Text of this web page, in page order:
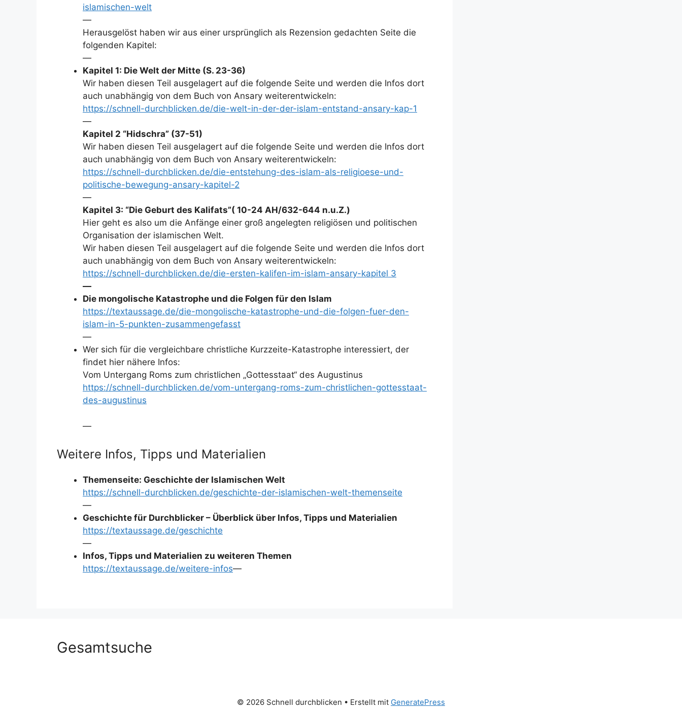
islamischen-welt
—
Herausgelöst haben wir aus einer ursprünglich als Rezension gedachten Seite die
folgenden Kapitel:
—
Kapitel 1: Die Welt der Mitte (S. 23-36)
Wir haben diesen Teil ausgelagert auf die folgende Seite und werden die Infos dort
auch unabhängig von dem Buch von Ansary weiterentwickeln:
https://schnell-durchblicken.de/die-welt-in-der-der-islam-entstand-ansary-kap-1
—
Kapitel 2 “Hidschra” (37-51)
Wir haben diesen Teil ausgelagert auf die folgende Seite und werden die Infos dort
auch unabhängig von dem Buch von Ansary weiterentwickeln:
https://schnell-durchblicken.de/die-entstehung-des-islam-als-religioese-und-
politische-bewegung-ansary-kapitel-2
—
Kapitel 3: “Die Geburt des Kalifats”( 10-24 AH/632-644 n.u.Z.)
Hier geht es also um die Anfänge einer groß angelegten religiösen und politischen
Organisation der islamischen Welt.
Wir haben diesen Teil ausgelagert auf die folgende Seite und werden die Infos dort
auch unabhängig von dem Buch von Ansary weiterentwickeln:
https://schnell-durchblicken.de/die-ersten-kalifen-im-islam-ansary-kapitel 3
—
Die mongolische Katastrophe und die Folgen für den Islam
https://textaussage.de/die-mongolische-katastrophe-und-die-folgen-fuer-den-
islam-in-5-punkten-zusammengefasst
—
Wer sich für die vergleichbare christliche Kurzzeite-Katastrophe interessiert, der
findet hier nähere Infos:
Vom Untergang Roms zum christlichen „Gottesstaat“ des Augustinus
https://schnell-durchblicken.de/vom-untergang-roms-zum-christlichen-gottesstaat-
des-augustinus
—
Weitere Infos, Tipps und Materialien
Themenseite: Geschichte der Islamischen Welt
https://schnell-durchblicken.de/geschichte-der-islamischen-welt-themenseite
—
Geschichte für Durchblicker – Überblick über Infos, Tipps und Materialien
https://textaussage.de/geschichte
—
Infos, Tipps und Materialien zu weiteren Themen
https://textaussage.de/weitere-infos—
Gesamtsuche
© 2026 Schnell durchblicken • Erstellt mit GeneratePress